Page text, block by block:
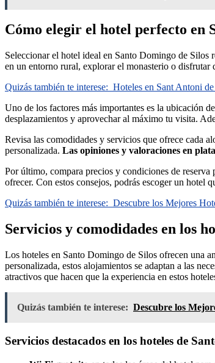
Cómo elegir el hotel perfecto en
Seleccionar el hotel ideal en Santo Domingo de Silos
en un entorno rural, explorar el monasterio o disfrutar
Quizás también te interese: Hoteles en Sant Antoni
Uno de los factores más importantes es la ubicación
desplazamientos y aprovechar al máximo tu visita.
Revisa las comodidades y servicios que ofrece cada
personalizada. Las opiniones y valoraciones en
Por último, compara precios y condiciones de
ofrecer. Con estos consejos, podrás escoger un hotel
Quizás también te interese: Descubre los Mejores
Servicios y comodidades en los
Los hoteles en Santo Domingo de Silos ofrecen una
personalizada, estos alojamientos se adaptan a las
atractivos que hacen que la experiencia en estos
Quizás también te interese: Descubre los
Servicios destacados en los hoteles de